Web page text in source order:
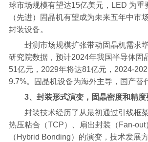
球市场规模有望达15亿美元，LED 为重
（先进）固晶机有望成为未来五年中市
封装设备。
封测市场规模扩张带动固晶机需求
研究院数据，预计2024年我国半导体固
51亿元，2029年将达81亿元，2024-
9.7%。固晶机设备为海外主导，国产替
3、封装形式演变，固晶密度和精度
封装技术经历了从最初通过引线框
热压粘合（TCP）、扇出封装（Fan-out
（Hybrid Bonding）的演变，技术发展